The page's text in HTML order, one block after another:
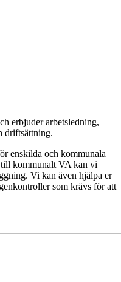
erbjuder arbetsledning,
driftsättning.
enskilda och kommunala
kommunalt VA kan vi
Vi kan även hjälpa er
som krävs för att